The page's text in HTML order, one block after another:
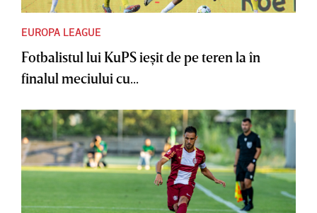
EUROPA LEAGUE
Fotbalistul lui KuPS ieşit de pe teren la în
finalul meciului cu...